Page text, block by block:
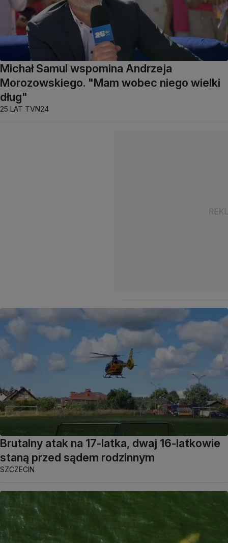
Michał Samul wspomina Andrzeja
Morozowskiego. "Mam wobec niego wielki
dług"
25 LAT TVN24
Brutalny atak na 17-latka, dwaj 16-latkowie
staną przed sądem rodzinnym
SZCZECIN